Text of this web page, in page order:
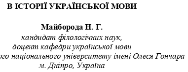
В ІСТОРІЇ УКРАЇНСЬКОЇ МОВИ
Майборода Н. Г.
кандидат філологічних наук,
доцент кафедри української мови
національного університету імені Олеся Гончара
м. Дніпро, Україна